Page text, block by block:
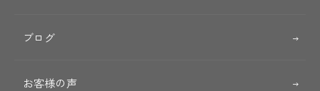
ブログ
お客様の声